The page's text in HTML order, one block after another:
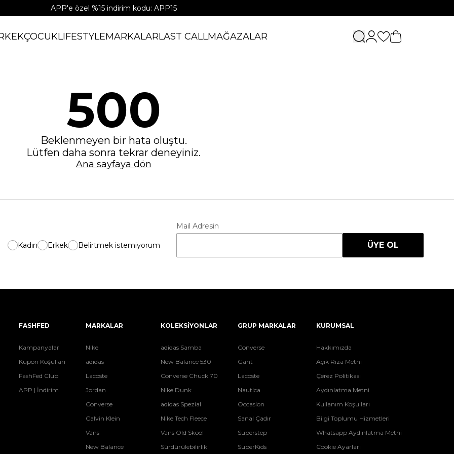
APP'e özel %15 indirim kodu: APP15
ÇOCUKLIFESTYLEMARKALARLAST CALLMAĞAZALAR
500
Beklenmeyen bir hata oluştu.
Lütfen daha sonra tekrar deneyiniz.
Ana sayfaya dön
Kadın Erkek Belirtmek istemiyorum
Mail Adresin
ÜYE OL
FASHFED
Kampanyalar
Kupon Koşulları
FashFed Club
APP | İndirim
MARKALAR
Nike
adidas
Lacoste
Jordan
Converse
Calvin Klein
Vans
New Balance
KOLEKSİYONLAR
adidas Samba
New Balance 530
Converse Chuck 70
Nike Dunk
adidas Spezial
Nike Tech Fleece
Vans Old Skool
Sürdürülebilirlik
GRUP MARKALAR
Converse
Gant
Lacoste
Nautica
Occasion
Sanal Çadır
Superstep
SuperKids
KURUMSAL
Hakkımızda
Açık Rıza Metni
Çerez Politikası
Aydınlatma Metni
Kullanım Koşulları
Bilgi Toplumu Hizmetleri
Whatsapp Aydınlatma Metni
Cookie Ayarları